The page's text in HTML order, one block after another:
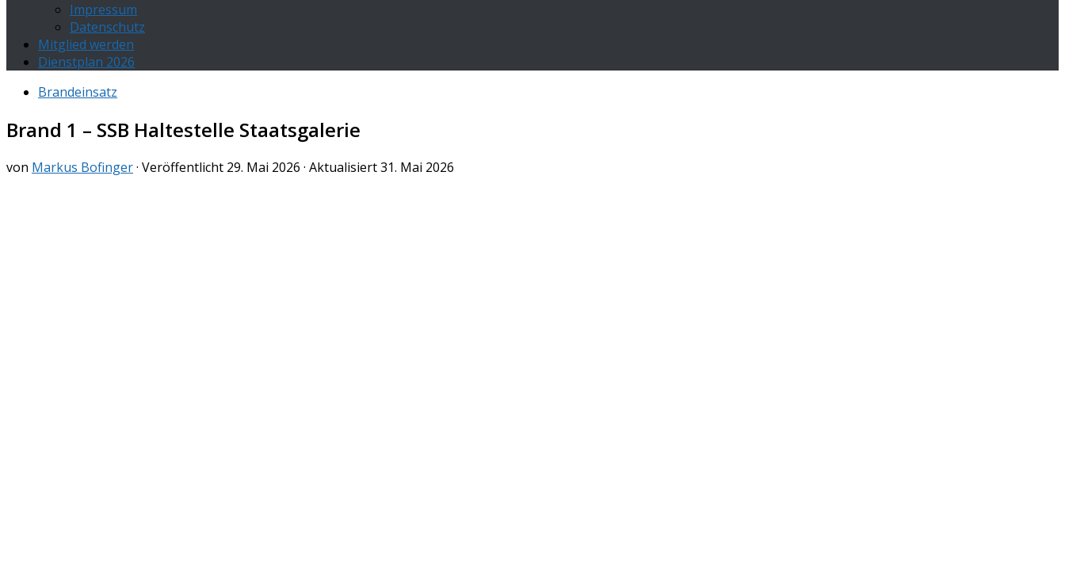
Impressum
Datenschutz
Mitglied werden
Dienstplan 2026
Brandeinsatz
Brand 1 – SSB Haltestelle Staatsgalerie
von Markus Bofinger· Veröffentlicht 29. Mai 2026 · Aktualisiert31. Mai 2026